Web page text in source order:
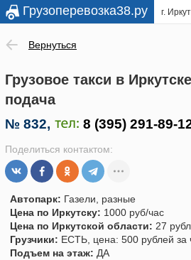
Грузоперевозка38.ру г.
Вернуться
Грузовое такси в
подача
№ 832,
Поделиться контактом:
Автопарк: Газели, разные
Цена по Иркутску: 1000 руб/час
Цена по Иркутской области: 27
Грузчики: ЕСТЬ, цена: 500 рублей за
Подъем на этаж: ДА